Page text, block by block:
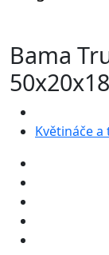
Bama
Květináče